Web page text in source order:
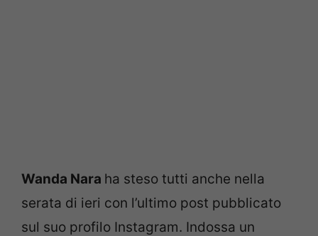
Wanda Nara ha steso tutti anche nella
serata di ieri con l’ultimo post pubblicato
sul suo profilo Instagram. Indossa un